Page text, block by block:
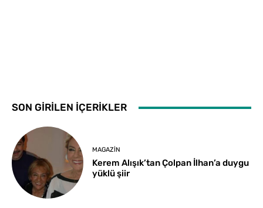
SON GİRİLEN İÇERİKLER
MAGAZIN
Kerem Alışık’tan Çolpan İlhan’a duygu
yüklü şiir